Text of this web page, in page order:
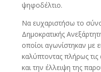
ψηφοδέλτιο.
Να ευχαριστήσω το
Δημοκρατικής
οποίοι αγωνίστηκαν με
καλύπτοντας πλήρως
και την έλλειψη της